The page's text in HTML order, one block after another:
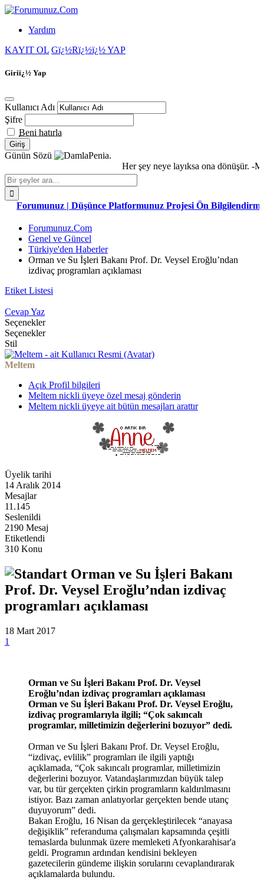
Yardım
KAYIT OL Gï¿½Rï¿½ï¿½ YAP
Giriï¿½ Yap
Kullanıcı Adı
Şifre
Beni hatırla
Günün Sözü
Penia.
Her şey neye layıksa ona dönüşür. -
Forumunuz | Düşünce Platformunuz Projesi Ön Bilgilendirme
Forumunuz.Com
Genel ve Güncel
Türkiye'den Haberler
Orman ve Su İşleri Bakanı Prof. Dr. Veysel Eroğlu’ndan
izdivaç programları açıklaması
Etiket Listesi
Cevap Yaz
Seçenekler
Seçenekler
Stil
Meltem
Açık Profil bilgileri
Meltem nickli üyeye özel mesaj gönderin
Meltem nickli üyeye ait bütün mesajları arattır
Üyelik tarihi
14 Aralık 2014
Mesajlar
11.145
Seslenildi
2190 Mesaj
Etiketlendi
310 Konu
Orman ve Su İşleri Bakanı
Prof. Dr. Veysel Eroğlu’ndan izdivaç
programları açıklaması
18 Mart 2017
1
Orman ve Su İşleri Bakanı Prof. Dr. Veysel
Eroğlu’ndan izdivaç programları açıklaması
Orman ve Su İşleri Bakanı Prof. Dr. Veysel Eroğlu,
izdivaç programlarıyla ilgili; “Çok sakıncalı
programlar, milletimizin değerlerini bozuyor” dedi.
Orman ve Su İşleri Bakanı Prof. Dr. Veysel Eroğlu,
“izdivaç, evlilik” programları ile ilgili yaptığı
açıklamada, “Çok sakıncalı programlar, milletimizin
değerlerini bozuyor. Vatandaşlarımızdan büyük talep
var, bu tür gerçekten çirkin programların kaldırılmasını
istiyor. Bazı zaman anlatıyorlar gerçekten bende utanç
duyuyorum” dedi.
Bakan Eroğlu, 16 Nisan da gerçekleştirilecek “anayasa
değişiklik” referanduma çalışmaları kapsamında çeşitli
temaslarda bulunmak üzere memleketi Afyonkarahisar'a
geldi. Programın ardından kendisini bekleyen
gazetecilerin gündeme ilişkin sorularını cevaplandırarak
açıklamalarda bulundu.